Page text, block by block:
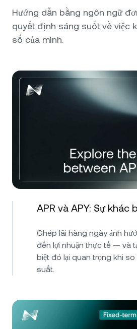
Hướng dẫn bằng ngôn ngữ
quyết định sáng suốt về việc
số của mình.
APR và APY: Sự khác
Ghép lãi hàng ngày ảnh
đến lợi nhuận thực tế — và
biệt đó lại quan trọng khi
suất.